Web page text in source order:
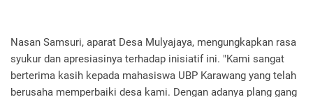
Nasan Samsuri, aparat Desa Mulyajaya, mengungkapkan rasa
syukur dan apresiasinya terhadap inisiatif ini. "Kami sangat
berterima kasih kepada mahasiswa UBP Karawang yang telah
berusaha memperbaiki desa kami. Dengan adanya plang gang